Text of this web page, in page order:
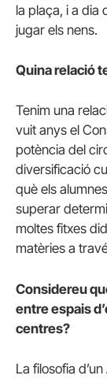
la plaça, i a dia
jugar els nens.
Quina relació
Tenim una
vuit anys el
potència del
diversificació
què els
superar
moltes fitxes
matèries a
Considereu
entre espais
centres?
La filosofia